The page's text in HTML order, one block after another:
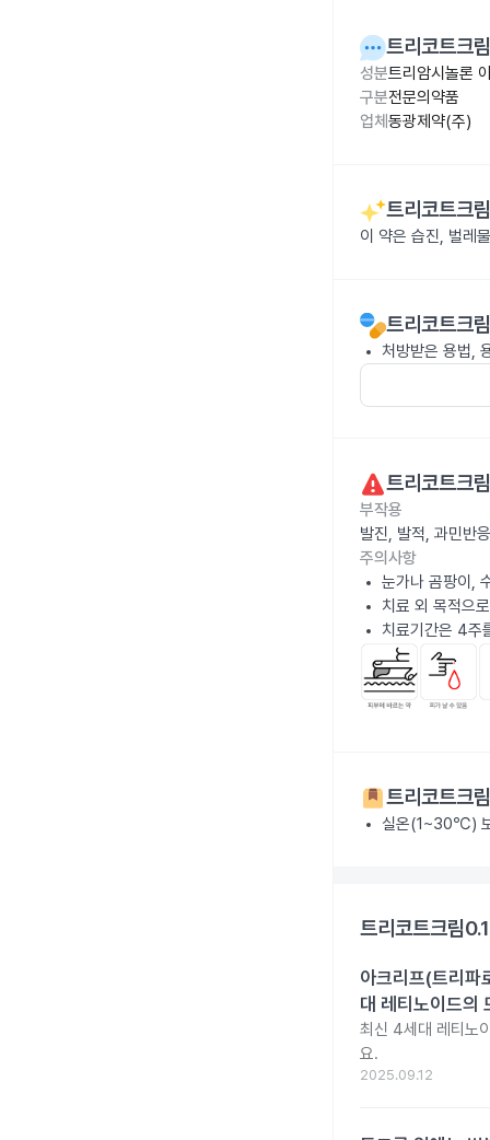
트리코트크
성분트리암시놀론
구분전문의약품
업체 동광제약(주)
트리코트크
이 약은 습진, 벌레
트리코트크
처방받은 용법,
트리코트크
부작용
발진, 발적, 과민반
주의사항
눈가나 곰팡이,
치료 외 목적으
치료기간은 4주
트리코트크
실온(1~30℃)
트리코트크림
아크리프(트리파
대 레티노이드의
최신 4세대 레티노
요.
2025.09.12